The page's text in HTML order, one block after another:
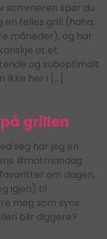
sommeren spør du
en felles grill (haha,
måneder), og har
at et
og suboptimalt
ikke her i […]
grillen
seg har jeg en
#matmandag
om dagen,
igjen) til
meg som syns
blir diggere?